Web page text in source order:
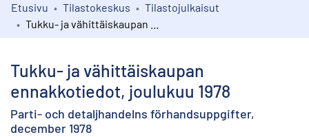
Kokoelmat
Etusivu Tilastokeskus
Tilastojulkaisut
Tukku- ja vähittäiskaupan
ennakkotiedot, joulukuu 1978
Parti- och detaljhandelns förhandsuppgifter,
december 1978